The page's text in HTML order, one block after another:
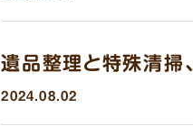
遺品整理と特殊清掃
2024.08.02